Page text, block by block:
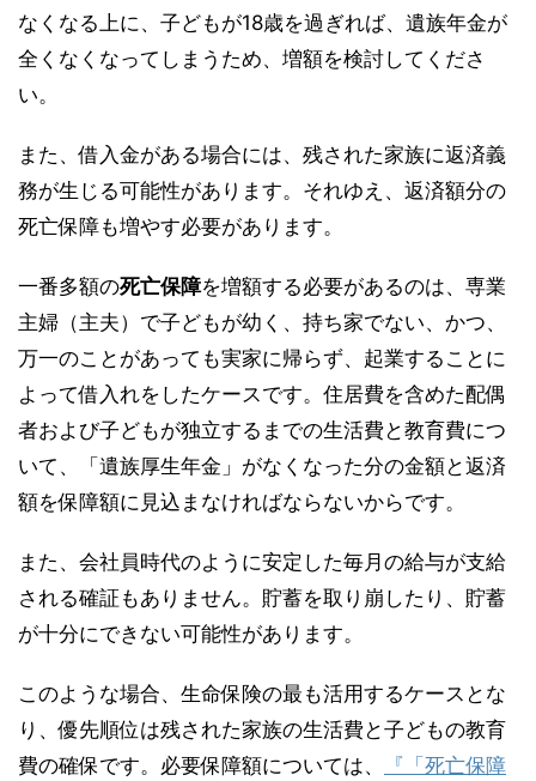
なくなる上に、子どもが18歳を過ぎれば、遺族年金が
全くなくなってしまうため、増額を検討してくださ
い。
また、借入金がある場合には、残された家族に返済義
務が生じる可能性があります。それゆえ、返済額分の
死亡保障も増やす必要があります。
一番多額の死亡保障を増額する必要があるのは、専業
主婦（主夫）で子どもが幼く、持ち家でない、かつ、
万一のことがあっても実家に帰らず、起業することに
よって借入れをしたケースです。住居費を含めた配偶
者および子どもが独立するまでの生活費と教育費につ
いて、「遺族厚生年金」がなくなった分の金額と返済
額を保障額に見込まなければならないからです。
また、会社員時代のように安定した毎月の給与が支給
される確証もありません。貯蓄を取り崩したり、貯蓄
が十分にできない可能性があります。
このような場合、生命保険の最も活用するケースとな
り、優先順位は残された家族の生活費と子どもの教育
費の確保です。必要保障額については、
『「死亡保障